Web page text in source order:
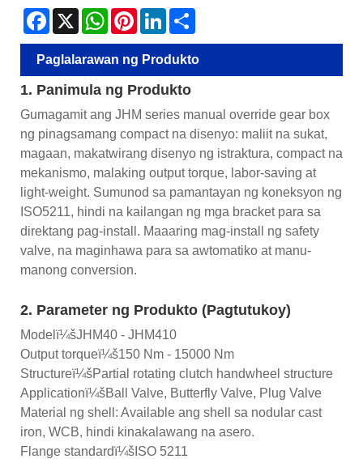
Facebook
X WhatsAppPinterestLinkedIn
Paglalarawan ng Produkto
1. Panimula ng Produkto
Gumagamit ang JHM series manual override gear box
ng pinagsamang compact na disenyo: maliit na sukat,
magaan, makatwirang disenyo ng istraktura, compact na
mekanismo, malaking output torque, labor-saving at
light-weight. Sumunod sa pamantayan ng koneksyon ng
ISO5211, hindi na kailangan ng mga bracket para sa
direktang pag-install. Maaaring mag-install ng safety
valve, na maginhawa para sa awtomatiko at manu-
manong conversion.
2. Parameter ng Produkto (Pagtutukoy)
Modelï¼šJHM40 - JHM410
Output torqueï¼š150 Nm - 15000 Nm
Structureï¼šPartial rotating clutch handwheel structure
Applicationï¼šBall Valve, Butterfly Valve, Plug Valve
Material ng shell: Available ang shell sa nodular cast
iron, WCB, hindi kinakalawang na asero.
Flange standardï¼šISO 5211